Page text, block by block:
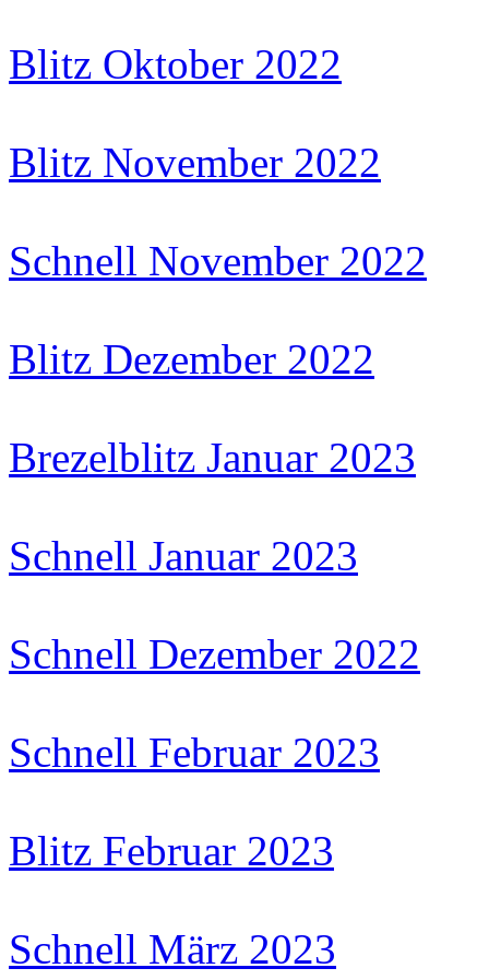
Blitz Oktober 2022
Blitz November 2022
Schnell November 2022
Blitz Dezember 2022
Brezelblitz Januar 2023
Schnell Januar 2023
Schnell Dezember 2022
Schnell Februar 2023
Blitz Februar 2023
Schnell März 2023